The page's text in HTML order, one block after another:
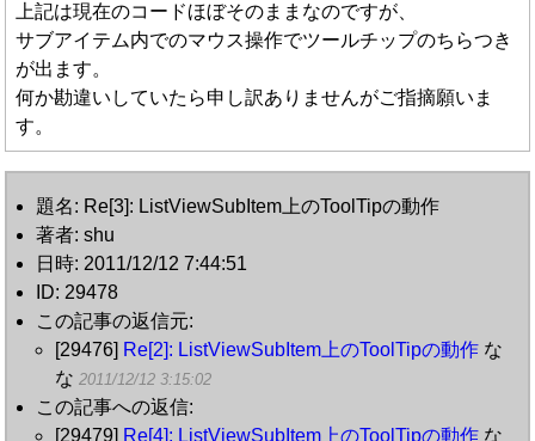
上記は現在のコードほぼそのままなのですが、
サブアイテム内でのマウス操作でツールチップのちらつき
が出ます。
何か勘違いしていたら申し訳ありませんがご指摘願いま
す。
題名: Re[3]: ListViewSubItem上のToolTipの動作
著者: shu
日時: 2011/12/12 7:44:51
ID: 29478
この記事の返信元:
[29476] Re[2]: ListViewSubItem上のToolTipの動作 な
な 2011/12/12 3:15:02
この記事への返信:
[29479] Re[4]: ListViewSubItem上のToolTipの動作 な